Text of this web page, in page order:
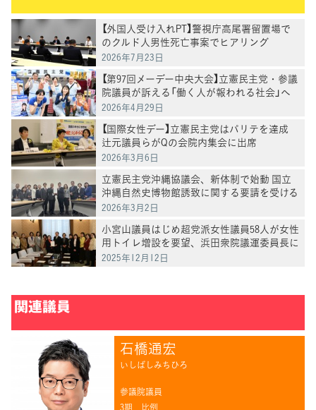
【外国人受け入れPT】警視庁高尾署留置場で
のクルド人男性死亡事案でヒアリング
2026年7月23日
【第97回メーデー中央大会】立憲民主党・参議
院議員が訴える「働く人が報われる社会」へ
の転換
2026年4月29日
【国際女性デー】立憲民主党はパリテを達成
辻元議員らがQの会院内集会に出席
2026年3月6日
立憲民主党沖縄協議会、新体制で始動 国立
沖縄自然史博物館誘致に関する要請を受ける
2026年3月2日
小宮山議員はじめ超党派女性議員58人が女性
用トイレ増設を要望、浜田衆院議運委員長に
申し入れ
2025年12月12日
関連議員
石橋通宏
いしばしみちひろ
参議院議員
3期
比例